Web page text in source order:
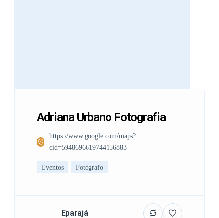
Adriana Urbano Fotografia
https://www.google.com/maps?
cid=5948696619744156883
Eventos Fotógrafo
Eparajá